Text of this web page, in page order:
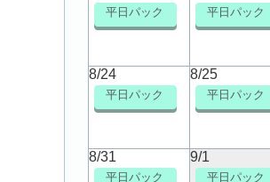
平日パック 平日パック
8/24
平日パック
8/25
平日パック
8/31
平日パック
9/1
平日パック